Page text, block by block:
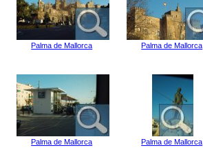
Palma de Mallorca Palma de Mallorca
Palma de Mallorca Palma de Mallorca